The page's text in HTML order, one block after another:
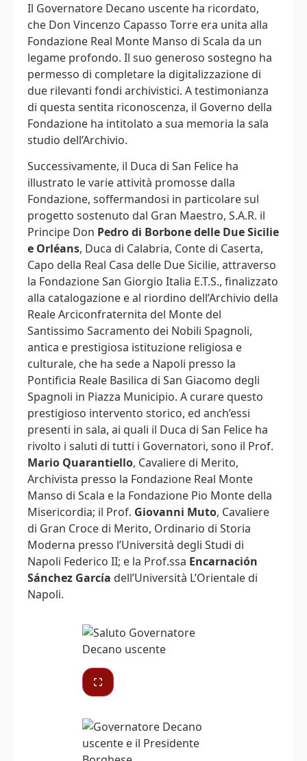
Il Governatore Decano uscente ha ricordato,
che Don Vincenzo Capasso Torre era unita alla
Fondazione Real Monte Manso di Scala da un
legame profondo. Il suo generoso sostegno ha
permesso di completare la digitalizzazione di
due rilevanti fondi archivistici. A testimonianza
di questa sentita riconoscenza, il Governo della
Fondazione ha intitolato a sua memoria la sala
studio dell’Archivio.
Successivamente, il Duca di San Felice ha
illustrato le varie attività promosse dalla
Fondazione, soffermandosi in particolare sul
progetto sostenuto dal Gran Maestro, S.A.R. il
Principe Don Pedro di Borbone delle Due Sicilie
e Orléans, Duca di Calabria, Conte di Caserta,
Capo della Real Casa delle Due Sicilie, attraverso
la Fondazione San Giorgio Italia E.T.S., finalizzato
alla catalogazione e al riordino dell’Archivio della
Reale Arciconfraternita del Monte del
Santissimo Sacramento dei Nobili Spagnoli,
antica e prestigiosa istituzione religiosa e
culturale, che ha sede a Napoli presso la
Pontificia Reale Basilica di San Giacomo degli
Spagnoli in Piazza Municipio. A curare questo
prestigioso intervento storico, ed anch’essi
presenti in sala, ai quali il Duca di San Felice ha
rivolto i saluti di tutti i Governatori, sono il Prof.
Mario Quarantiello, Cavaliere di Merito,
Archivista presso la Fondazione Real Monte
Manso di Scala e la Fondazione Pio Monte della
Misericordia; il Prof. Giovanni Muto, Cavaliere
di Gran Croce di Merito, Ordinario di Storia
Moderna presso l’Università degli Studi di
Napoli Federico II; e la Prof.ssa Encarnación
Sánchez García dell’Università L’Orientale di
Napoli.